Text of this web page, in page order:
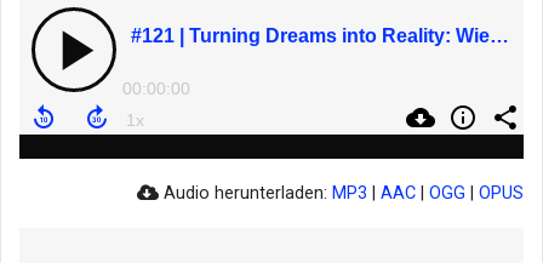
#121 | Turning Dreams into Reality: Wie du aufhörst dich selbst zu sabotieren und dein Traumleben lebst mit Elena Miller
00:00:00
Audio herunterladen: MP3 AAC OGG OPUS